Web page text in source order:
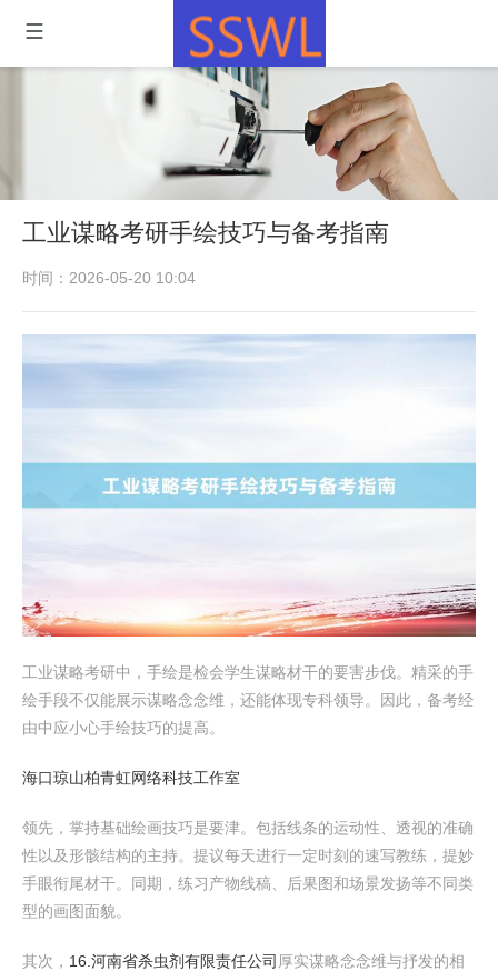
工业谋略考研手绘技巧与备考指南
时间：2026-05-20 10:04
工业谋略考研中，手绘是检会学生谋略材干的要害步伐。精采的手
绘手段不仅能展示谋略念念维，还能体现专科领导。因此，备考经
由中应小心手绘技巧的提高。
海口琼山柏青虹网络科技工作室
领先，掌持基础绘画技巧是要津。包括线条的运动性、透视的准确
性以及形骸结构的主持。提议每天进行一定时刻的速写教练，提妙
手眼衔尾材干。同期，练习产物线稿、后果图和场景发扬等不同类
型的画图面貌。
其次， 16.河南省杀虫剂有限责任公司 厚实谋略念念维与抒发的相